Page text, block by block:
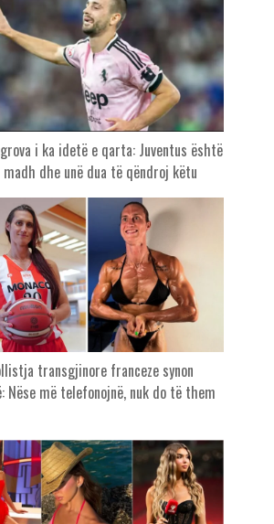
i ka idetë e qarta: Juventus është
dhe unë dua të qëndroj këtu
transgjinore franceze synon
Nëse më telefonojnë, nuk do të them